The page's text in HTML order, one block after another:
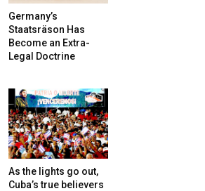
Germany’s
Staatsräson Has
Become an Extra-
Legal Doctrine
As the lights go out,
Cuba’s true believers